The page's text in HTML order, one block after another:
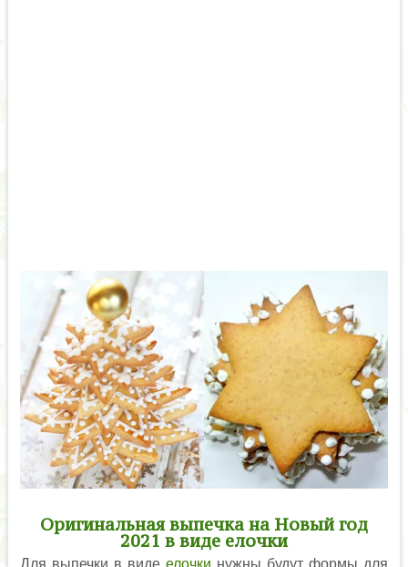
Оригинальная выпечка на Новый год
2021 в виде елочки
Для выпечки в виде елочки нужны будут формы для